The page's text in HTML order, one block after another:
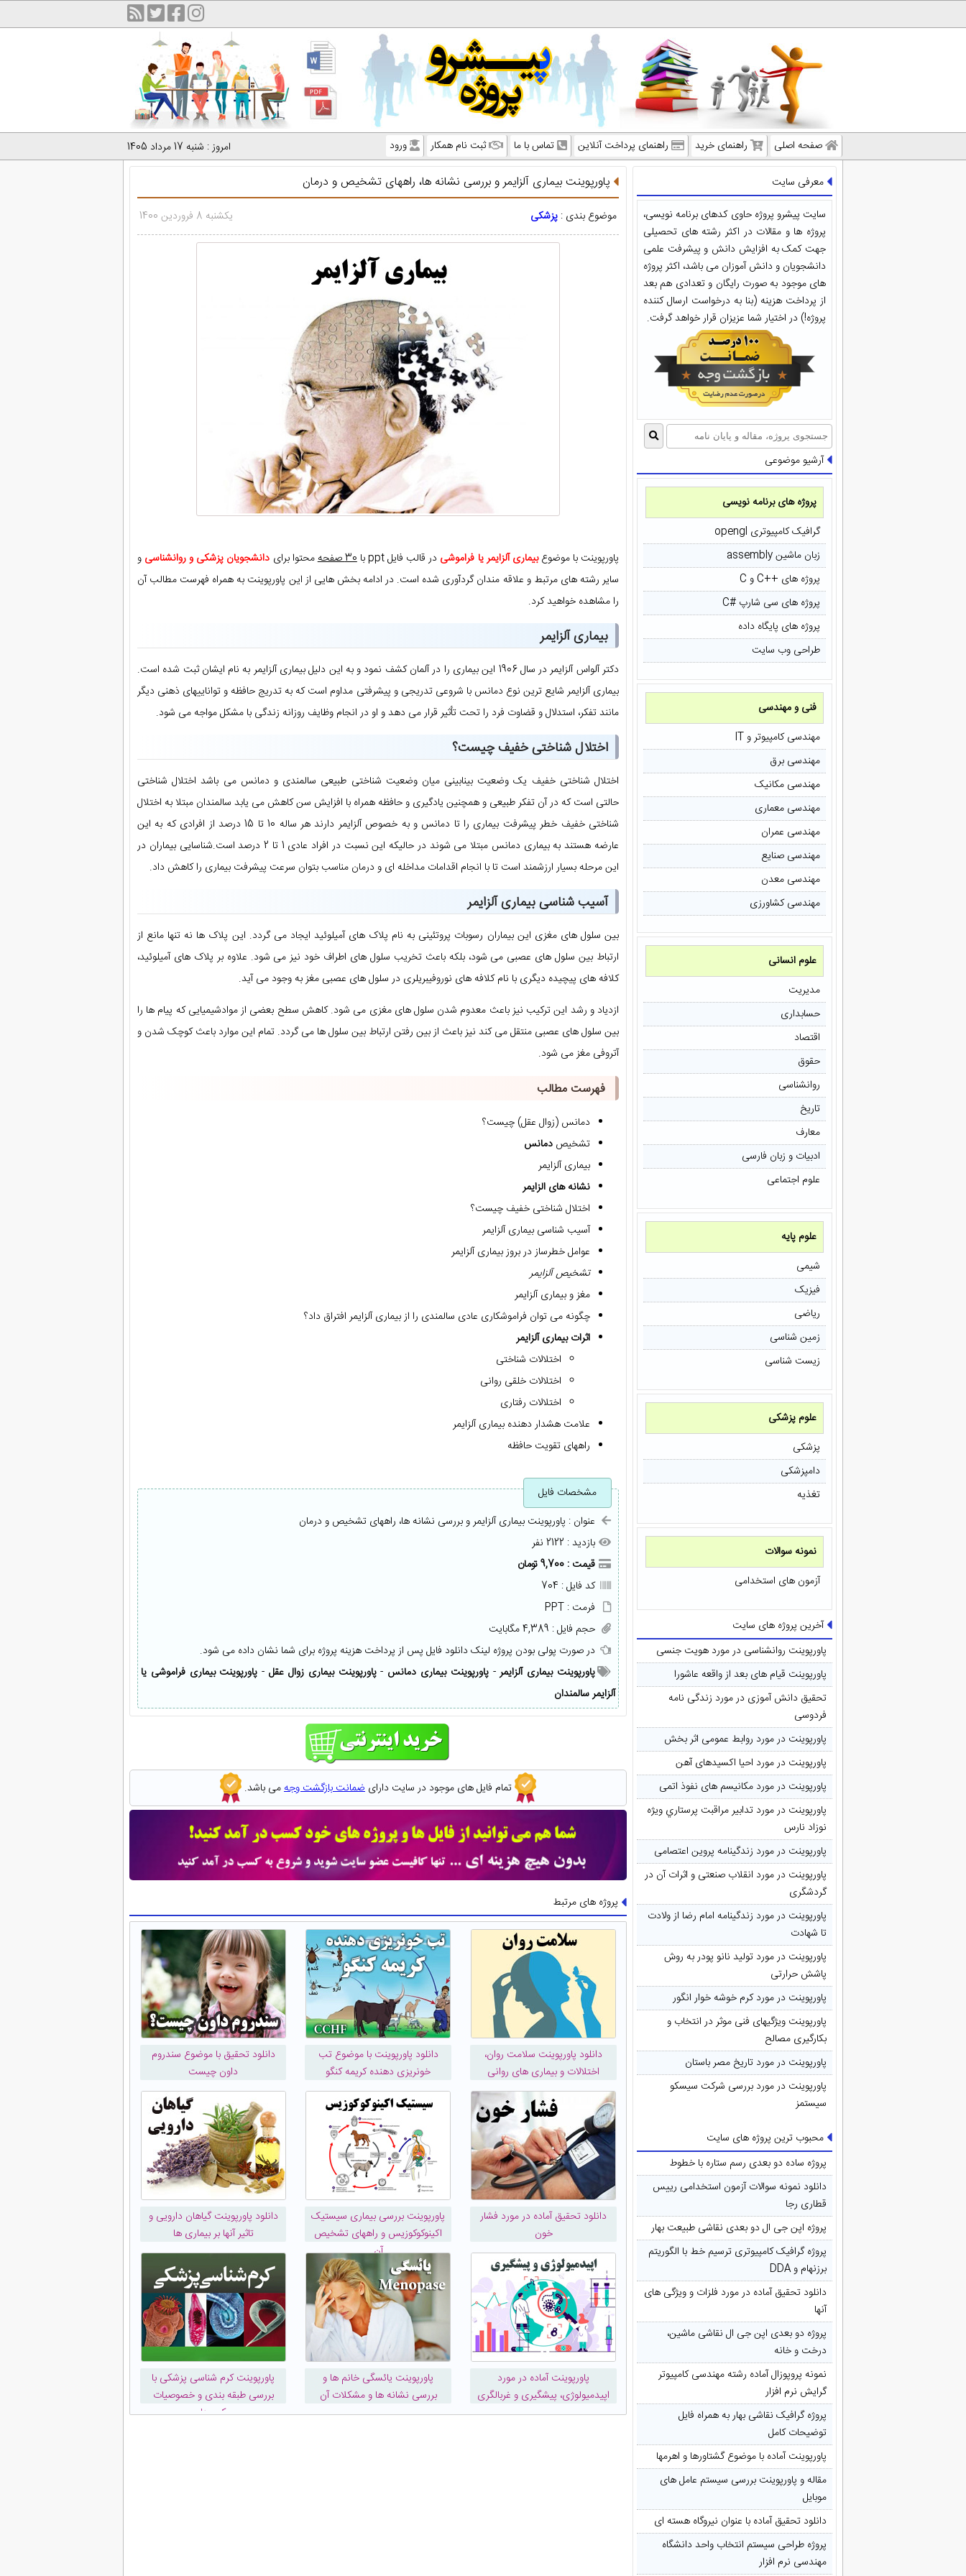
امروز : شنبه 17 مرداد 1405 صفحه اصلی راهنمای خرید راهنمای پرداخت آنلاین تماس با ما ثبت نام همکار ورود
معرفی سایت
سایت پیشرو پروژه حاوی کدهای برنامه نویسی،
پروژه ها و مقالات در اکثر رشته های تحصیلی
جهت کمک به افزایش دانش و پیشرفت علمی
دانشجویان و دانش آموزان می باشد، اکثر پروژه
های موجود به صورت رایگان و تعدادی هم بعد
از پرداخت هزینه (بنا به درخواست ارسال کننده
پروژه!) در اختیار شما عزیزان قرار خواهد گرفت.
آرشیو موضوعی
پروژه های برنامه نویسی
گرافیک کامپیوتری opengl
زبان ماشین assembly
پروژه های ++C و C
پروژه های سی شارپ #C
پروژه های پایگاه داده
طراحی وب سایت
فنی و مهندسی
مهندسی کامپیوتر و IT
مهندسی برق
مهندسی مکانیک
مهندسی معماری
مهندسی عمران
مهندسی صنایع
مهندسی معدن
مهندسی کشاورزی
علوم انسانی
مدیریت
حسابداری
اقتصاد
حقوق
روانشناسی
تاریخ
معارف
ادبیات و زبان فارسی
علوم اجتماعی
علوم پایه
شیمی
فیزیک
ریاضی
زمین شناسی
زیست شناسی
علوم پزشکی
پزشکی
دامپزشکی
تغذیه
نمونه سوالات
آزمون های استخدامی
آخرین پروژه های سایت
پاورپوینت روانشناسی در مورد هویت جنسی
پاورپوینت قیام های بعد از واقعه عاشورا
تحقیق دانش آموزی در مورد زندگی نامه
فردوسی
پاورپوینت در مورد روابط عمومی اثر بخش
پاورپوینت در مورد احیا اکسیدهای آهن
پاورپوینت در مورد مکانیسم های نفوذ اتمی
پاورپوینت در مورد تدابیر مراقبت پرستاري ويژه
نوزاد نارس
پاورپوینت در مورد زندگینامه پروین اعتصامی
پاورپوینت در مورد انقلاب صنعتی و اثرات آن در
گردشگری
پاورپوینت در مورد زندگینامه امام رضا از ولادت
تا شهادت
پاورپوینت در مورد تولید نانو پودر به روش
پاشش حرارتی
پاورپوینت در مورد کرم خوشه خوار انگور
پاورپوینت ویژگیهای فنی موثر در انتخاب و
بکارگیری مصالح
پاورپوینت در مورد تاريخ مصر باستان
پاورپوینت در مورد بررسی شرکت سیسکو
سیستمز
محبوب ترین پروژه های سایت
پروژه ساده دو بعدی رسم ستاره با خطوط
دانلود نمونه سوالات آزمون استخدامی رییس
قطاری رجا
پروژه اپن جی ال دو بعدی نقاشی طبیعت بهار
پروژه گرافیک کامپیوتری ترسیم خط با الگوریتم
برزنهام و DDA
دانلود تحقیق آماده در مورد فلزات و ویژگی های
آنها
پروژه دو بعدی اپن جی ال نقاشی ماشین،
درخت و خانه
نمونه پروپوزال آماده رشته مهندسی کامپیوتر
گرایش نرم افزار
پروژه گرافیک نقاشی بهار به همراه فایل
توضیحات کامل
پاورپوینت آماده با موضوع گشتاورها و اهرمها
مقاله و پاورپوینت بررسی سیستم عامل های
موبایل
دانلود تحقیق آماده با عنوان نیروگاه هسته ای
پروژه طراحی سیستم انتخاب واحد دانشگاه
مهندسی نرم افزار
پاورپوینت بیماری آلزایمر و بررسی نشانه ها، راههای تشخیص و درمان
موضوع بندی : پزشکی یکشنبه 8 فروردین 1400
پاورپوینت با موضوعبیماری آلزایمر یا فراموشی در قالب فایل ppt با 30 صفحه محتوا برای دانشجویان پزشکی و روانشناسی و
سایر رشته های مرتبط و علاقه مندان گردآوری شده است. در ادامه بخش هایی از این پاورپوینت به همراه فهرست مطالب آن
را مشاهده خواهید کرد.
بیماری آلزایمر
دکتر آلواس آلزایمر در سال 1906 این بیماری را در آلمان کشف نمود و به این دلیل بیماری آلزایمر به نام ایشان ثبت شده است.
بیماری آلزایمر شایع ترین نوع دمانس با شروعی تدریجی و پیشرفتی مداوم است که به تدریج حافظه و تواناییهای ذهنی دیگر
مانند تفکر، استدلال و قضاوت فرد را تحت تأثیر قرار می دهد و او در انجام وظایف روزانه زندگی با مشکل مواجه می شود.
اختلال شناختی خفیف چیست؟
اختلال شناختی خفیف یک وضعیت بینابینی میان وضعیت شناختی طبیعی سالمندی و دمانس می باشد اختلال شناختی
حالتی است که در آن تفکر طبیعی و همچنین یادگیری و حافظه همراه با افزایش سن کاهش می یابد سالمندان مبتلا به اختلال
شناختی خفیف خطر پیشرفت بیماری را تا دمانس و به خصوص آلزایمر دارند هر ساله 10 تا 15 درصد از افرادی که به این
عارضه هستند به بیماری دمانس مبتلا می شوند در حالیکه این نسبت در افراد عادی 1 تا 2 درصد است.شناسایی بیماران در
این مرحله بسیار ارزشمند است تا با انجام اقدامات مداخله ای و درمان مناسب بتوان سرعت پیشرفت بیماری را کاهش داد.
آسیب شناسی بیماری آلزایمر
بین سلول های مغزی این بیماران رسوبات پروتئینی به نام پلاک های آمیلوئید ایجاد می گردد. این پلاک ها نه تنها مانع از
ارتباط بین سلول های عصبی می شود، بلکه باعث تخریب سلول های اطراف خود نیز می شود. علاوه بر پلاک های آمیلوئید،
کلافه های پیچیده دیگری با نام کلافه های نوروفیبریلری در سلول های عصبی مغز به وجود می آید.
ازدیاد و رشد این ترکیب نیز باعث معدوم شدن سلول های مغزی می شود. کاهش سطح بعضی از موادشیمیایی که پیام ها را
بین سلول های عصبی منتقل می کند نیز باعث از بین رفتن ارتباط بین سلول ها می گردد. تمام این موارد باعث کوچک شدن و
آتروفی مغز می شود.
فهرست مطالب
دمانس (زوال عقل) چیست؟
تشخیص دمانس
بیماری آلزایمر
نشانه های الزایمر
اختلال شناختی خفیف چیست؟
آسیب شناسی بیماری آلزایمر
عوامل خطرساز در بروز بیماری آلزایمر
تشخیص آلزایمر
مغز و بیماری آلزایمر
چگونه می توان فراموشکاری عادی سالمندی را از بیماری آلزایمر افتراق داد؟
اثرات بیماری آلزایمر
اختلالات شناختی
اختلالات خلقی روانی
اختلالات رفتاری
علامت هشدار دهنده بیماری آلزایمر
راههای تقویت حافظه
مشخصات فایل
عنوان : پاورپوینت بیماری آلزایمر و بررسی نشانه ها، راههای تشخیص و درمان
بازدید : 2122 نفر
قیمت : 9,700 تومان
کد فایل : 704
فرمت : PPT
حجم فایل : 4,389 مگابایت
در صورت پولی بودن پروژه لینک دانلود فایل پس از پرداخت هزینه پروژه برای شما نشان داده می شود.
پاورپوینت بیماری آلزایمر-پاورپوینت بیماری دمانس -پاورپوینت بیماری زوال عقل- پاورپوینت بیماری فراموشی یا
آلزایمر سالمندان
تمام فایل های موجود در سایت دارای ضمانت بازگشت وجهمی باشد.
پروژه های مرتبط
دانلود پاورپوینت سلامت روان،
اختلالات و بیماری های روانی
دانلود پاورپوینت با موضوع تب
خونریزی دهنده کریمه کنگو
دانلود تحقیق با موضوع سندروم
داون چیست
دانلود تحقیق آماده در مورد فشار
خون
پاورپوینت بررسی بیماری سیستیک
اکینوکوکوزیس و راههای تشخیص
آن
دانلود پاورپوینت گیاهان دارویی و
تاثیر آنها بر بیماری ها
پاورپوینت آماده در مورد
اپیدمیولوژی، پیشگیری و غربالگری
پاورپوینت یائسگی خانم ها و
بررسی نشانه ها و مشکلات آن
پاورپوینت کرم شناسی پزشكی با
بررسی طبقه بندی و خصوصیات
کرم ها